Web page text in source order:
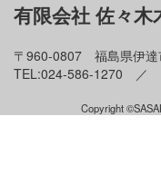
有限会社 佐々木
〒960-0807 福島県伊達
TEL:024-586-1270 ／
Copyright